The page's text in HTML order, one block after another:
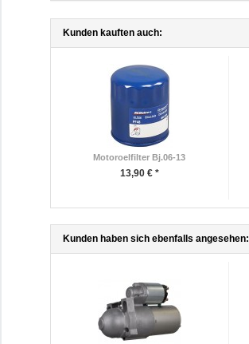
Kunden kauften auch:
Motoroelfilter Bj.06-13
13,90 € *
Kunden haben sich ebenfalls angesehen: